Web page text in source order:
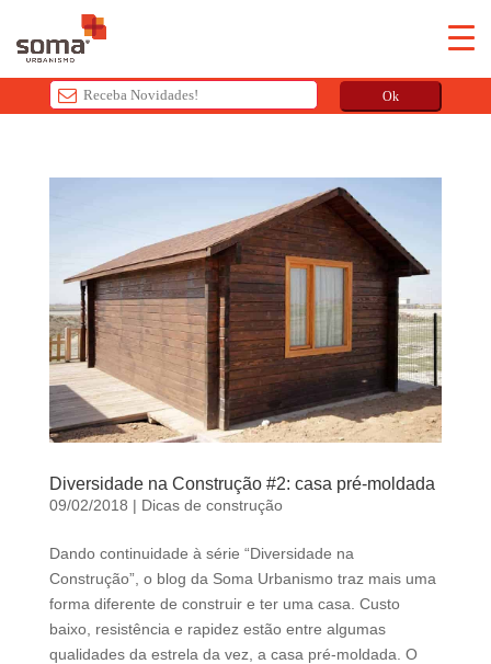
Ok
l
d
s
h
o
l
d
e
l
e
f
t
Diversidade na Construção #2: casa pré-moldada
09/02/2018 | Dicas de construção
Dando continuidade à série “Diversidade na
Construção”, o blog da Soma Urbanismo traz mais uma
forma diferente de construir e ter uma casa. Custo
baixo, resistência e rapidez estão entre algumas
qualidades da estrela da vez, a casa pré-moldada. O